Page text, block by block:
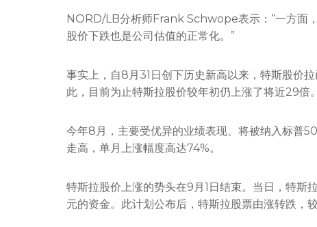
NORD/LB分析师Frank Schwope表示：“一方面
股价下跌也是公司估值的正常化。”
事实上，自8月31日创下历史新高以来，特斯股价
此，目前为止特斯拉股价较年初仍上涨了将近29倍。
今年8月，主要受优异的业绩表现、将被纳入标普
走高，单月上涨幅度高达74%。
特斯拉股价上涨的势头在9月1日结束。当日，特斯
元的资金。此计划公布后，特斯拉股票由涨转跌，